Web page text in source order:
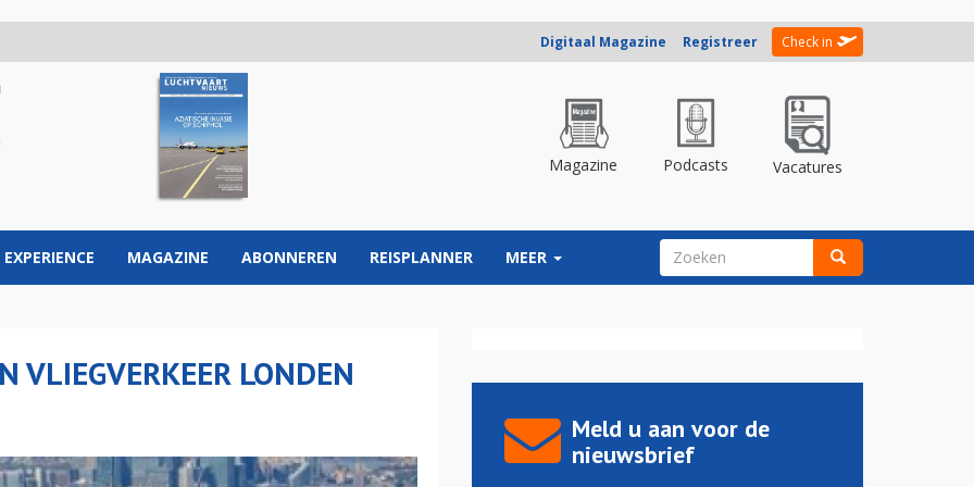
Digitaal Magazine Registreer Check in
Magazine Podcasts Vacatures
EXPERIENCE MAGAZINE ABONNEREN REISPLANNER MEER ZOEKVELD
VLIEGVERKEER LONDEN
Meld u aan voor de
nieuwsbrief